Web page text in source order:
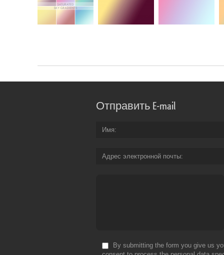
Отправить E-mail
Имя
Адрес электронной почты
By submitting the form you give us